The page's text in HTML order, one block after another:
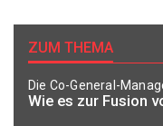
ZUM THEMA
Die Co-General-
Wie es zur Fusion